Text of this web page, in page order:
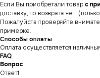
Если Вы приобретали товар с
доставку, то возврата нет.
Пожалуйста проверяйте
примерке.
Способы оплаты
Оплата осуществляется
FAQ
Вопрос
Ответ1